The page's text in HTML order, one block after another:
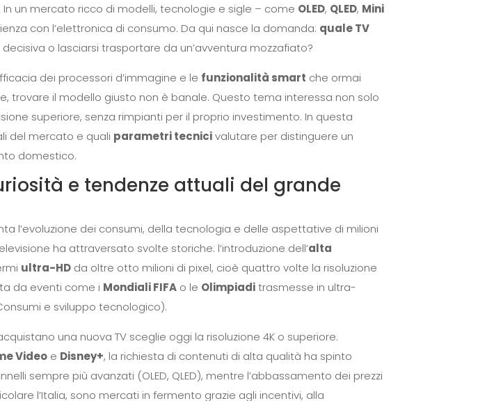
. In un mercato ricco di modelli, tecnologie e sigle – come OLED, QLED, Mini
con l’elettronica di consumo. Da qui nasce la domanda: quale TV
o lasciarsi trasportare da un’avventura mozzafiato?
dei processori d’immagine e le funzionalità smart che ormai
trovare il modello giusto non è banale. Questo tema interessa non solo
superiore, senza rimpianti per il proprio investimento. In questa
del mercato e quali parametri tecnicivalutare per distinguere un
domestico.
e tendenze attuali del grande
l’evoluzione dei consumi, della tecnologia e delle aspettative di milioni
ha attraversato svolte storiche: l’introduzione dell’alta
ultra-HD da oltre otto milioni di pixel, cioè quattro volte la risoluzione
da eventi come i Mondiali FIFA o le Olimpiaditrasmesse in ultra-
e sviluppo tecnologico).
una nuova TV sceglie oggi la risoluzione 4K o superiore.
Video e Disney+, la richiesta di contenuti di alta qualità ha spinto
sempre più avanzati (OLED, QLED), mentre l’abbassamento dei prezzi
l’Italia, sono mercati in fermento grazie agli incentivi, alla